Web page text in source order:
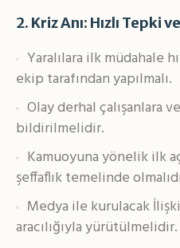
2. Kriz Anı: Hızlı Tepki
Yaralılara ilk müdahale
ekip tarafından yapılmalı.
Olay derhal çalışanlara
bildirilmelidir.
Kamuoyuna yönelik ilk
şeffaflık temelinde
Medya ile kurulacak
aracılığıyla yürütülmelidir.